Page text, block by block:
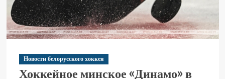
Новости белорусского хоккея
Хоккейное минское «Динамо» в